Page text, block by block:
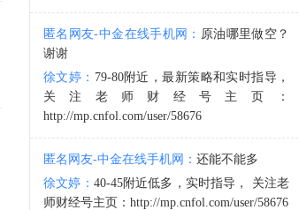
匿名网友-中金在线手机网： 原油哪里做空？
谢谢
徐文婷： 79-80附近，最新策略和实时指导，
关注老师财经号主页：
http://mp.cnfol.com/user/58676
匿名网友-中金在线手机网： 还能不能多
徐文婷： 40-45附近低多，实时指导， 关注老
师财经号主页：http://mp.cnfol.com/user/58676